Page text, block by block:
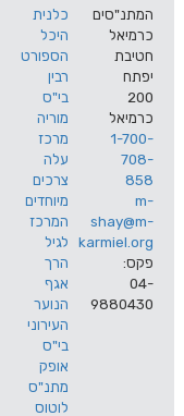
כלנית
היכל
הספורט
רבין
בי"ס
מוריה
מרכז
עלה
צרכים
מיוחדים
המרכז
לגיל
הרך
אגף
הנוער
אודות
מי אנחנו
הסדרי
נגישות
פיזיים
באתר
המרכז
הקהילתי
השלוחות
שלנו
רבין
גבעת
רם
מרכז
מגדים
התחברות
למערכת